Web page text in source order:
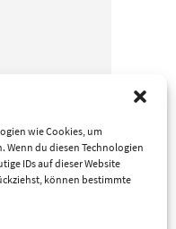
wie Cookies, um
du diesen Technologien
IDs auf dieser Website
können bestimmte